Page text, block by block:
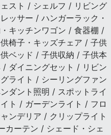
スト / シェルフ / リビング
ッサー / ハンガーラック・
キッチンワゴン / 食器棚 /
椅子・キッズチェア / 子供
ベッド / 子供収納 / 子供本
ダイニングセット / リビン
ライト / シーリングファン
ダント照明 / スポットライ
ト / ガーデンライト / フロ
ンデリア / クリップライト
カーテン / シェード・シェ